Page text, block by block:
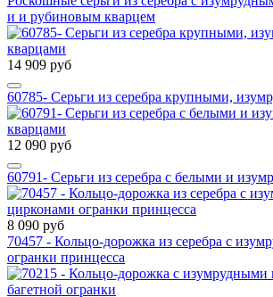
и и рубиновым кварцем
14 909 руб
60785- Серьги из серебра крупными,
12 090 руб
60791- Серьги из серебра с белыми и
8 090 руб
70457 - Кольцо-дорожка из серебра с
огранки принцесса